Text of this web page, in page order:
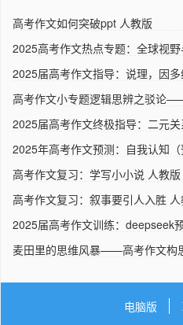
高考作文如何突破ppt 人教版
2025高考作文热点专题：全球视
2025届高考作文指导：说理，因
高考作文小专题逻辑思辨之驳论
2025届高考作文终极指导：二元
2025年高考作文预测：自我认知
高考作文复习：学写小小说 人教版
高考作文复习：叙事要引人入胜 人
2025届高考作文训练：deepseek
麦田里的思维风暴——高考作文构
电脑版